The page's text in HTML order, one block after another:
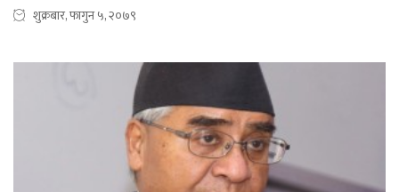
शुक्रबार, फागुन ५, २०७९